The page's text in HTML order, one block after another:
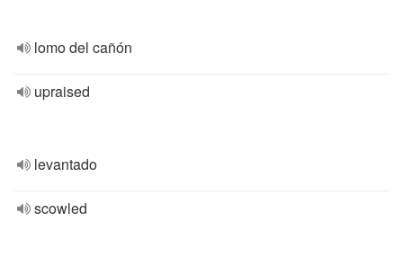
lomo del cañón
upraised
levantado
scowled